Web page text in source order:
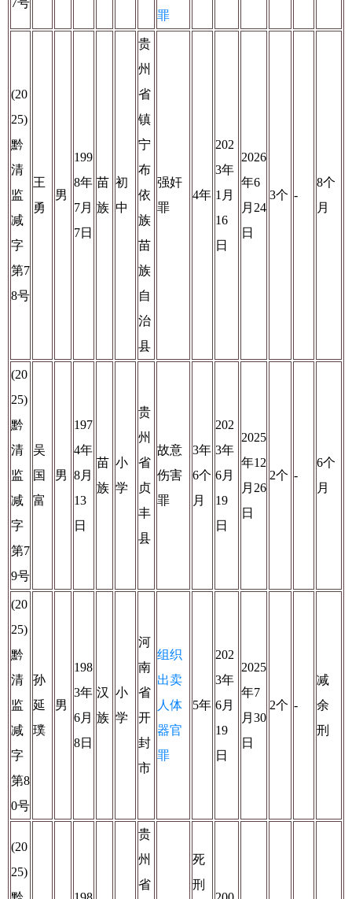
7号
罪
(20
25)
黔
清
监
减
字
第7
8号
王
勇
男
199
8年
7月
7日
苗
族
初
中
贵
州
省
镇
宁
布
依
族
苗
族
自
治
县
强奸
罪
4年
202
3年
1月
16
日
2026
年6
月24
日
3个 -
8个
月
(20
25)
黔
清
监
减
字
第7
9号
吴
国
富
男
197
4年
8月
13
日
苗
族
小
学
贵
州
省
贞
丰
县
故意
伤害
罪
3年
6个
月
202
3年
6月
19
日
2025
年12
月26
日
2个 -
6个
月
(20
25)
黔
清
监
减
字
第8
0号
孙
延
璞
男
198
3年
6月
8日
汉
族
小
学
河
南
省
开
封
市
组织
出卖
人体
器官
罪
5年
202
3年
6月
19
日
2025
年7
月30
日
2个 -
减
余
刑
(20
25)
贵
州
省
死
刑